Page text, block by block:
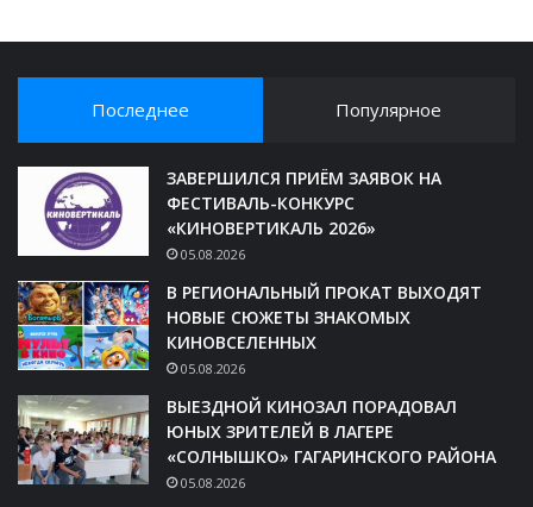
Последнее Популярное
ЗАВЕРШИЛСЯ ПРИЁМ ЗАЯВОК НА
ФЕСТИВАЛЬ-КОНКУРС
«КИНОВЕРТИКАЛЬ 2026»
05.08.2026
В РЕГИОНАЛЬНЫЙ ПРОКАТ ВЫХОДЯТ
НОВЫЕ СЮЖЕТЫ ЗНАКОМЫХ
КИНОВСЕЛЕННЫХ
05.08.2026
ВЫЕЗДНОЙ КИНОЗАЛ ПОРАДОВАЛ
ЮНЫХ ЗРИТЕЛЕЙ В ЛАГЕРЕ
«СОЛНЫШКО» ГАГАРИНСКОГО РАЙОНА
05.08.2026